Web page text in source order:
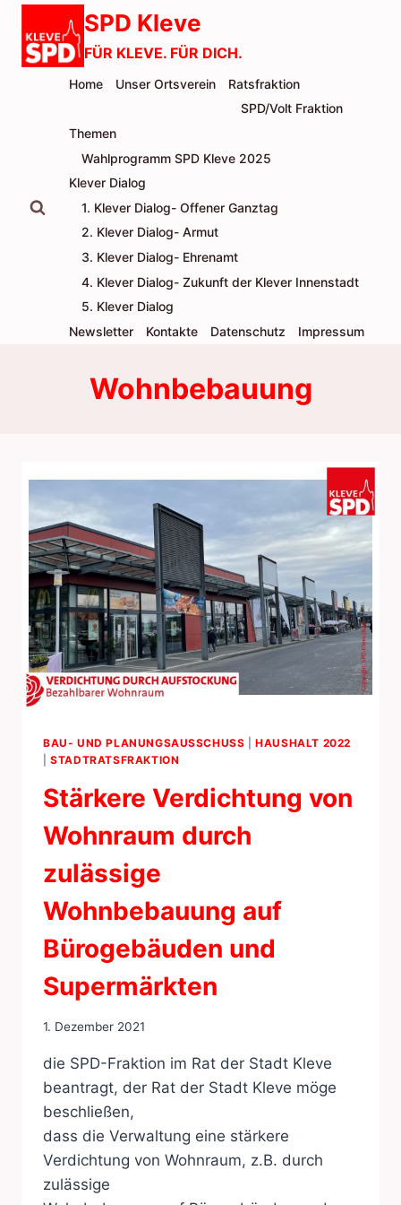
Inhalt
springen
SPD Kleve
FÜR KLEVE. FÜR DICH.
Home Unser Ortsverein
Ratsfraktion
SPD/Volt Fraktion
Themen
Wahlprogramm SPD Kleve 2025
Klever Dialog
1. Klever Dialog- Offener Ganztag
2. Klever Dialog- Armut
3. Klever Dialog- Ehrenamt
4. Klever Dialog- Zukunft der Klever Innenstadt
5. Klever Dialog
Newsletter
Kontakte Datenschutz Impressum
Wohnbebauung
BAU- UND PLANUNGSAUSSCHUSS |HAUSHALT 2022
|STADTRATSFRAKTION
Stärkere Verdichtung von
Wohnraum durch
zulässige
Wohnbebauung auf
Bürogebäuden und
Supermärkten
1. Dezember 2021
die SPD-Fraktion im Rat der Stadt Kleve
beantragt, der Rat der Stadt Kleve möge
beschließen,
dass die Verwaltung eine stärkere
Verdichtung von Wohnraum, z.B. durch
zulässige